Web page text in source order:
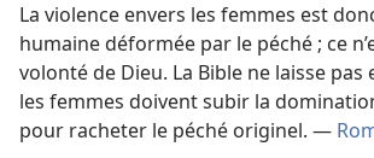
La violence envers les femmes est
humaine déformée par le péché ; ce
volonté de Dieu. La Bible ne laisse
les femmes doivent subir la
pour racheter le péché originel. —